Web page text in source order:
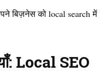
बिज़नेस को local search में
Local SEO